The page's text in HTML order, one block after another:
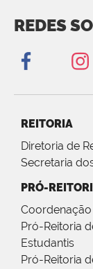
REDES
REITORIA
Diretoria de
Secretaria
PRÓ-
Pró-Reitoria
Estudantis
Pró-Reitoria